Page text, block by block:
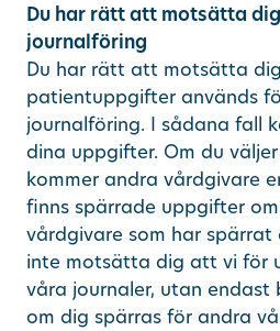
Du har rätt att motsätta
journalföring
Du har rätt att motsätta
patientuppgifter används
journalföring. I sådana fall
dina uppgifter. Om du
kommer andra vårdgivare
finns spärrade uppgifter
vårdgivare som har spärrat
inte motsätta dig att vi för
våra journaler, utan
om dig spärras för andra